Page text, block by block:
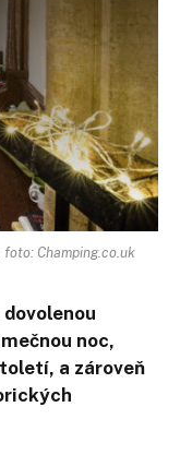
Champing.co.uk
noc,
a zároveň